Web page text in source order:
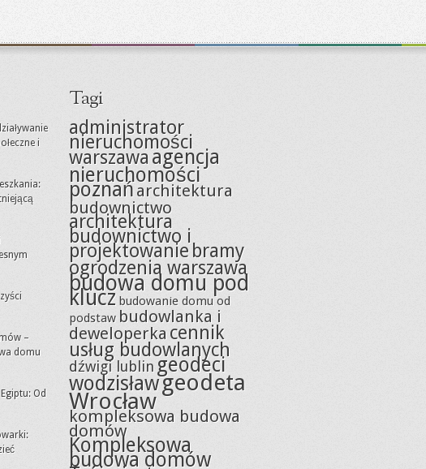
i
–
domu
Od
Tagi
administrator
nieruchomości
warszawaagencja
nieruchomości
poznańarchitektura
budownictwo
architektura
budownictwo i
projektowanie bramy
ogrodzenia warszawa
budowa domu pod
klucz budowanie domu od
podstaw budowlanka i
deweloperka cennik
usług budowlanych
dźwigi lublingeodeci
wodzisławgeodeta
Wrocław
kompleksowa budowa
domów
Kompleksowa
budowa domów